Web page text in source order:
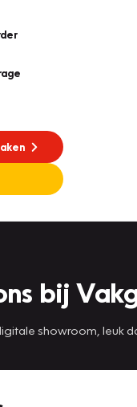
bij
showroom, leuk